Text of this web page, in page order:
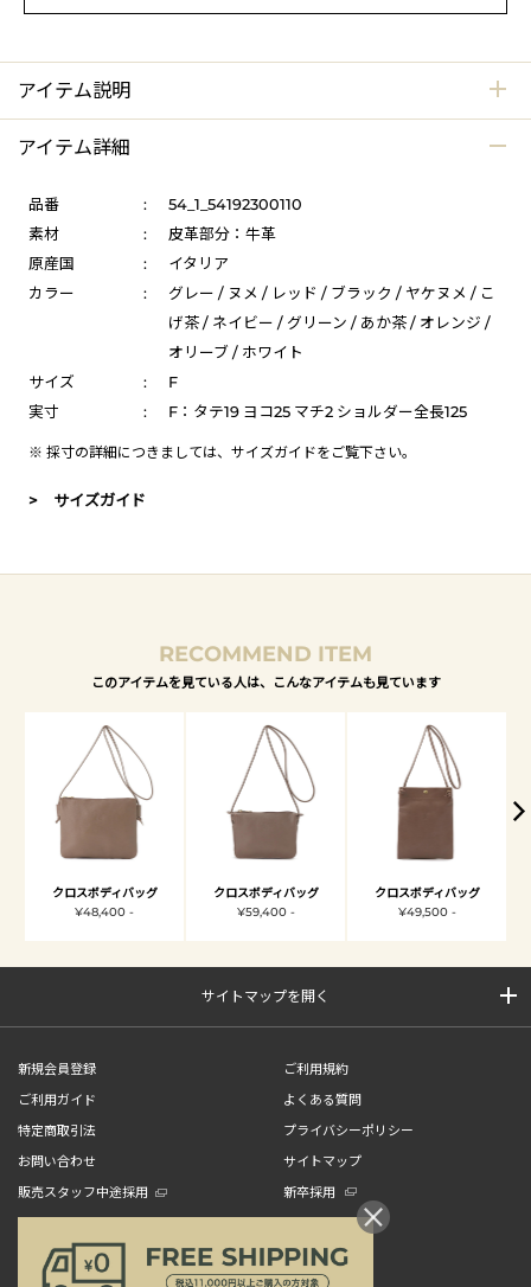
アイテム説明
アイテム詳細
品番 :
54_1_54192300110
素材
:
皮革部分：牛革
原産国
:
イタリア
カラー
:
グレー / ヌメ / レッド / ブラック / ヤケヌメ / こ
げ茶 / ネイビー / グリーン / あか茶 / オレンジ /
オリーブ / ホワイト
サイズ
:
F
実寸
: F：タテ19 ヨコ25 マチ2 ショルダー全長125
※ 採寸の詳細につきましては、 サイズガイドをご覧下さい。
> サイズガイド
RECOMMEND ITEM
このアイテムを見ている人は、こんなアイテムも見ています
クロスボディバッグ
¥48,400 -
クロスボディバッグ
¥59,400 -
クロスボディバッグ
¥49,500 -
サイトマップを開く
新規会員登録
ご利用規約
ご利用ガイド
よくある質問
特定商取引法
プライバシーポリシー
お問い合わせ
サイトマップ
販売スタッフ中途採用
新卒採用